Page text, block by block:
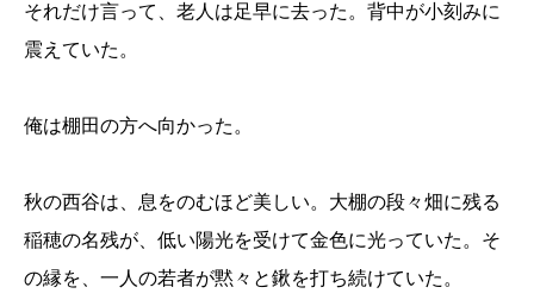
それだけ言って、老人は足早に去った。背中が小刻みに
震えていた。
俺は棚田の方へ向かった。
秋の西谷は、息をのむほど美しい。大棚の段々畑に残る
稲穂の名残が、低い陽光を受けて金色に光っていた。そ
の縁を、一人の若者が黙々と鍬を打ち続けていた。